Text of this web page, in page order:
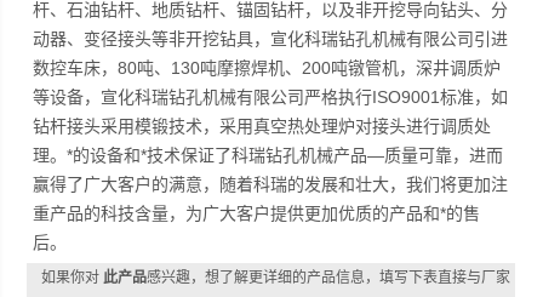
杆、石油钻杆、地质钻杆、锚固钻杆，以及非开挖导向钻头、分
动器、变径接头等非开挖钻具，宣化科瑞钻孔机械有限公司引进
数控车床，80吨、130吨摩擦焊机、200吨镦管机，深井调质炉
等设备，宣化科瑞钻孔机械有限公司严格执行ISO9001标准，如
钻杆接头采用模锻技术，采用真空热处理炉对接头进行调质处
理。*的设备和*技术保证了科瑞钻孔机械产品—质量可靠，进而
赢得了广大客户的满意，随着科瑞的发展和壮大，我们将更加注
重产品的科技含量，为广大客户提供更加优质的产品和*的售
后。
如果你对此产品感兴趣，想了解更详细的产品信息，填写下表直接与厂家